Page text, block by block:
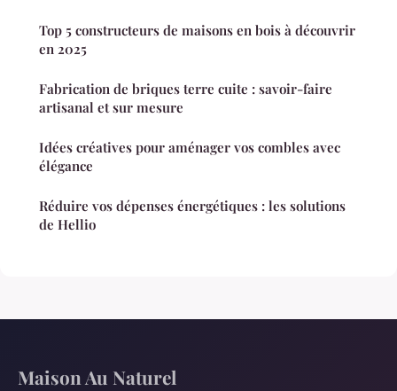
Top 5 constructeurs de maisons en bois à découvrir
en 2025
Fabrication de briques terre cuite : savoir-faire
artisanal et sur mesure
Idées créatives pour aménager vos combles avec
élégance
Réduire vos dépenses énergétiques : les solutions
de Hellio
Maison Au Naturel